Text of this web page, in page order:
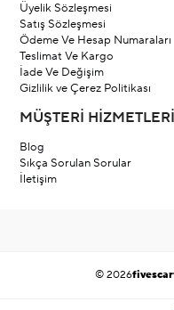
Üyelik Sözleşmesi
Satış Sözleşmesi
Ödeme Ve Hesap Numaraları
Teslimat Ve Kargo
İade Ve Değişim
Gizlilik ve Çerez Politikası
MÜŞTERİ HİZMETLERİ
Blog
Sıkça Sorulan Sorular
İletişim
© 2026